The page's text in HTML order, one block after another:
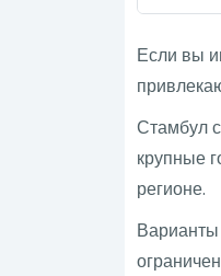
Если вы
Стамбул
крупные
регионе.